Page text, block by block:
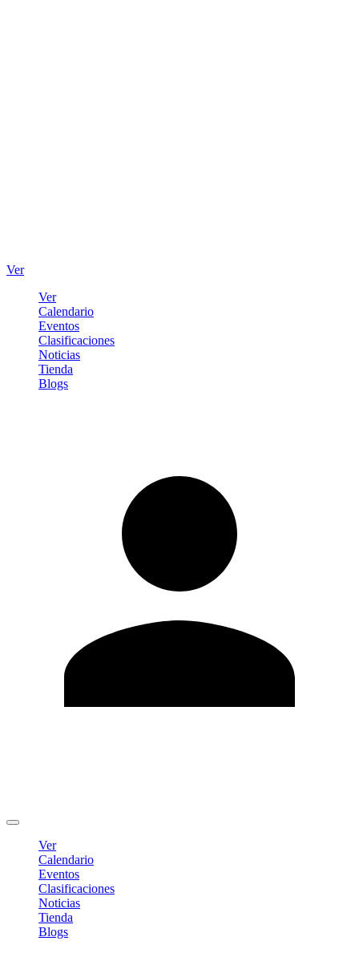
Ver
Ver
Calendario
Eventos
Clasificaciones
Noticias
Tienda
Blogs
Ver
Calendario
Eventos
Clasificaciones
Noticias
Tienda
Blogs